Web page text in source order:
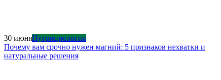
30 июняНутрициология
Почему вам срочно нужен магний: 5 признаков нехватки и
натуральные решения